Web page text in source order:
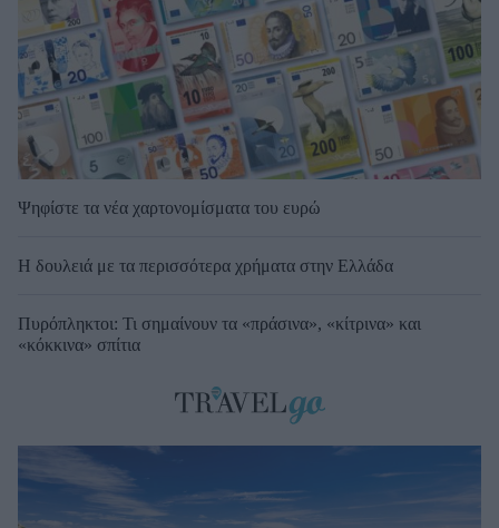
Ψηφίστε τα νέα χαρτονομίσματα του ευρώ
Η δουλειά με τα περισσότερα χρήματα στην Ελλάδα
Πυρόπληκτοι: Τι σημαίνουν τα «πράσινα», «κίτρινα» και
«κόκκινα» σπίτια